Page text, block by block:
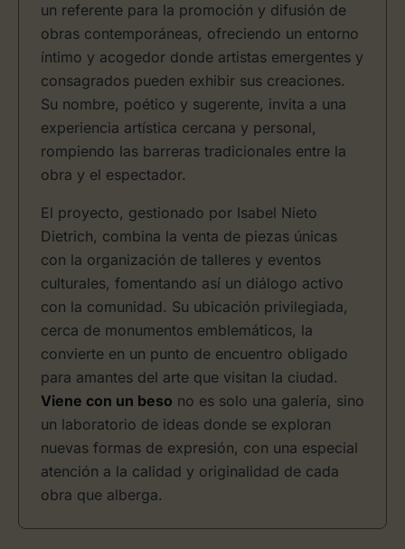
un referente para la promoción y difusión de
obras contemporáneas, ofreciendo un entorno
íntimo y acogedor donde artistas emergentes y
consagrados pueden exhibir sus creaciones.
Su nombre, poético y sugerente, invita a una
experiencia artística cercana y personal,
rompiendo las barreras tradicionales entre la
obra y el espectador.
El proyecto, gestionado por Isabel Nieto
Dietrich, combina la venta de piezas únicas
con la organización de talleres y eventos
culturales, fomentando así un diálogo activo
con la comunidad. Su ubicación privilegiada,
cerca de monumentos emblemáticos, la
convierte en un punto de encuentro obligado
para amantes del arte que visitan la ciudad.
Viene con un beso no es solo una galería, sino
un laboratorio de ideas donde se exploran
nuevas formas de expresión, con una especial
atención a la calidad y originalidad de cada
obra que alberga.